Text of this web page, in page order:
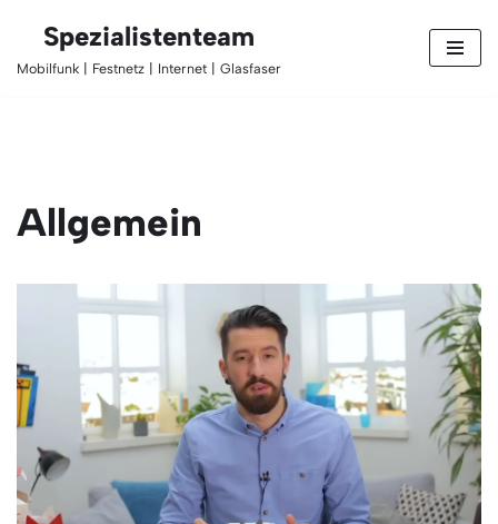
Zum
Spezialistenteam
Mobilfunk | Festnetz | Internet | Glasfaser
Allgemein